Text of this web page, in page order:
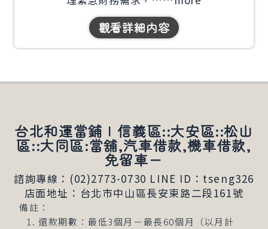
觀看詳細内容
台北和運當鋪∣信義區::大安區::松山
區::大同區:當舖,汽車借款,機車借款,
免留車－
諮詢專線：(02)2773-0730 LINE ID：tseng326
店面地址：台北市中山區長安東路二段161號
備註：
還款期數：最低3個月－最長60個月（以月計